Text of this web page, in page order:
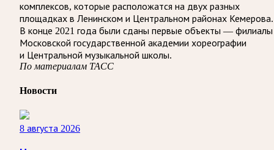
комплексов, которые расположатся на двух разных
площадках в Ленинском и Центральном районах Кемерова.
В конце 2021 года были сданы первые объекты — филиалы
Московской государственной академии хореографии
и Центральной музыкальной школы.
По материалам ТАСС
Новости
8 августа 2026